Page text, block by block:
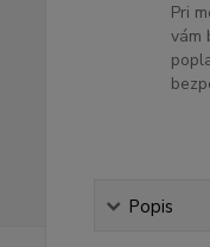
Pri
vám
Popis